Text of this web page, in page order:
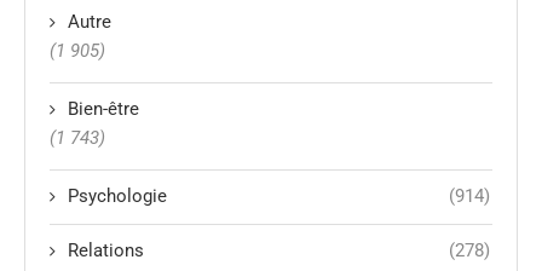
Autre
(1 905)
Bien-être
(1 743)
Psychologie (914)
Relations (278)